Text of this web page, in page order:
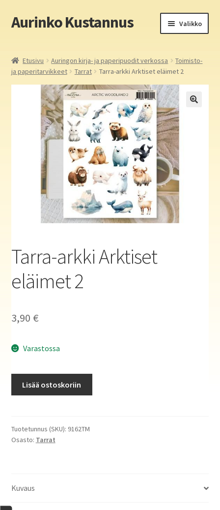
Siirry
navigointiin
Siirry
sisältöön
Aurinko Kustannus Valikko
Yritys
In English
Yhteystiedot
Aurinko Kustannus: kirjat
Auringon kirja- ja paperipuodit verkossa
Etusivu Auringon kirja- ja paperipuodit verkossa
Toimisto-
ja paperitarvikkeet
Tarrat Tarra-arkki Arktiset eläimet 2
Tarra-arkki Arktiset
eläimet 2
3,90 €
Varastossa
2
määrä
Lisää ostoskoriin
Tuotetunnus (SKU): 9162TM
Osasto: Tarrat
Kuvaus